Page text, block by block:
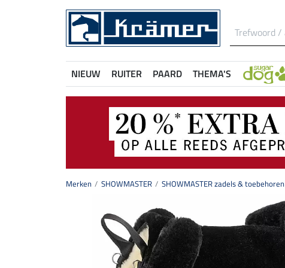
NIEUW RUITER PAARD THEMA'S
Merken SHOWMASTER SHOWMASTER zadels & toebehoren